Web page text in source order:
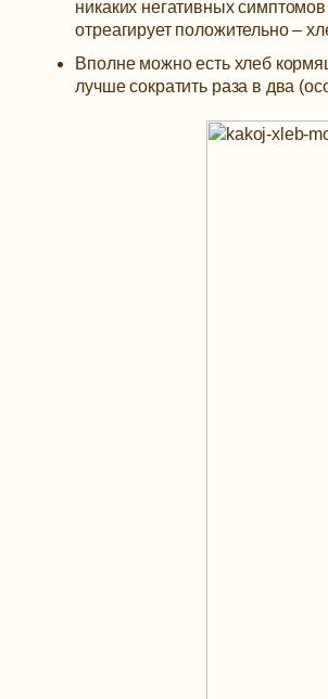
никаких негативных
отреагирует положительно –
Вполне можно есть хлеб
лучше сократить раза в два